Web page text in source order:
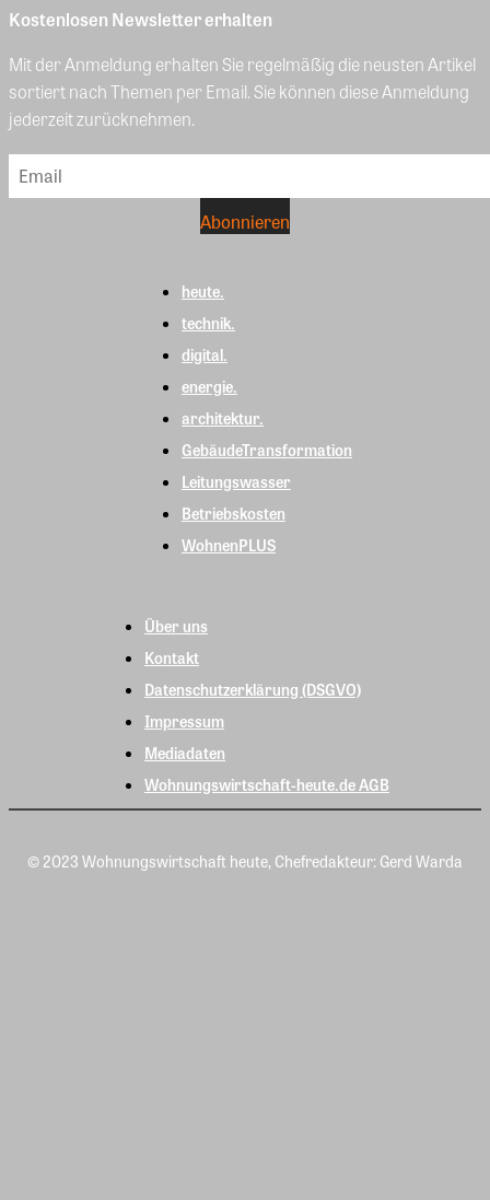
Kostenlosen Newsletter erhalten
Mit der Anmeldung erhalten Sie regelmäßig die neusten Artikel
sortiert nach Themen per Email. Sie können diese Anmeldung
jederzeit zurücknehmen.
heute.
technik.
digital.
energie.
architektur.
GebäudeTransformation
Leitungswasser
Betriebskosten
WohnenPLUS
Über uns
Kontakt
Datenschutzerklärung (DSGVO)
Impressum
Mediadaten
Wohnungswirtschaft-heute.de AGB
© 2023 Wohnungswirtschaft heute, Chefredakteur: Gerd Warda